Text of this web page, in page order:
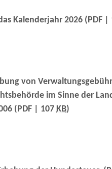
Kalenderjahr 2026 (PDF |
von
im Sinne der
(PDF | 107 KB)